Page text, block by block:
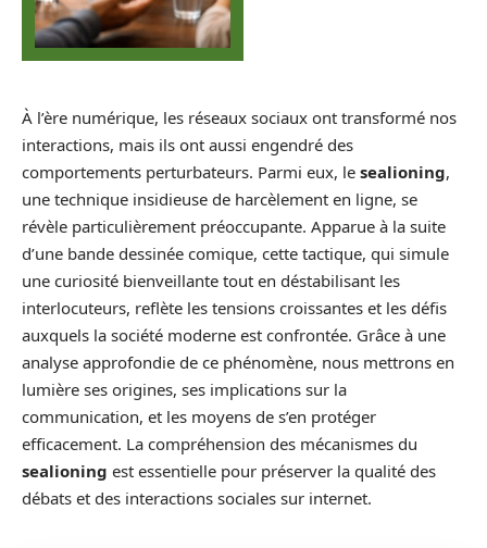
À l’ère numérique, les réseaux sociaux ont transformé nos
interactions, mais ils ont aussi engendré des
comportements perturbateurs. Parmi eux, le sealioning,
une technique insidieuse de harcèlement en ligne, se
révèle particulièrement préoccupante. Apparue à la suite
d’une bande dessinée comique, cette tactique, qui simule
une curiosité bienveillante tout en déstabilisant les
interlocuteurs, reflète les tensions croissantes et les défis
auxquels la société moderne est confrontée. Grâce à une
analyse approfondie de ce phénomène, nous mettrons en
lumière ses origines, ses implications sur la
communication, et les moyens de s’en protéger
efficacement. La compréhension des mécanismes du
sealioning est essentielle pour préserver la qualité des
débats et des interactions sociales sur internet.